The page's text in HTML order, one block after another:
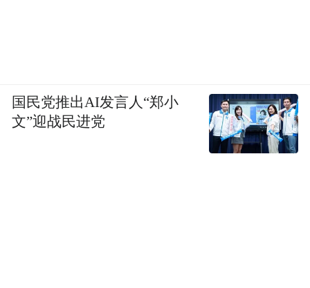
国民党推出AI发言人“郑小
文”迎战民进党